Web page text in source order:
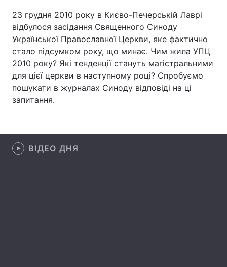
23 грудня 2010 року в Києво-Печерській Лаврі
відбулося засідання Священного Синоду
Української Православної Церкви, яке фактично
стало підсумком року, що минає. Чим жила УПЦ
2010 року? Які тенденції стануть магістральними
для цієї церкви в наступному році? Спробуємо
пошукати в журналах Синоду відповіді на ці
запитання.
ВІДЕО ДНЯ